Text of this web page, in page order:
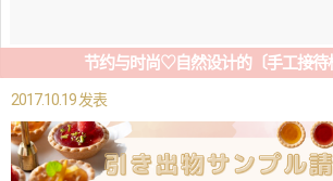
节约与时尚♡自然设计的〔手工接待
2017.10.19 发表